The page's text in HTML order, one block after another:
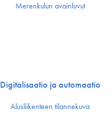
Merenkulun avainluvut
Digitalisaatio ja automaatio
Alusliikenteen tilannekuva